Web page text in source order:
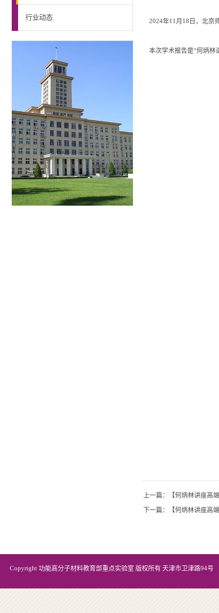
行业动态 2024年11月18日，北京
本次学术报告是“何炳林
上一篇：
【何炳林讲座高
下一篇：
【何炳林讲座高
Copyright 功能高分子材料教育部重点实验室 版权所有 天津市卫津路94号